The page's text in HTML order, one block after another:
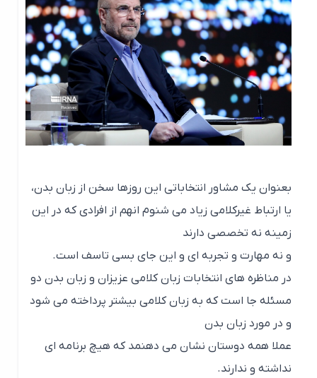
بعنوان یک مشاور انتخاباتی این روزها سخن از زبان بدن،
یا ارتباط غیرکلامی زیاد می شنوم انهم از افرادی که در این
زمینه نه تخصصی دارند
و نه مهارت و تجربه ای و این جای بسی تاسف است.
در مناظره های انتخابات زبان کلامی عزیزان و زبان بدن دو
مسئله جا است که به زبان کلامی بیشتر پرداخته می شود
و در مورد زبان بدن
عملا همه دوستان نشان می دهنمد که هیچ برنامه ای
نداشته و ندارند.